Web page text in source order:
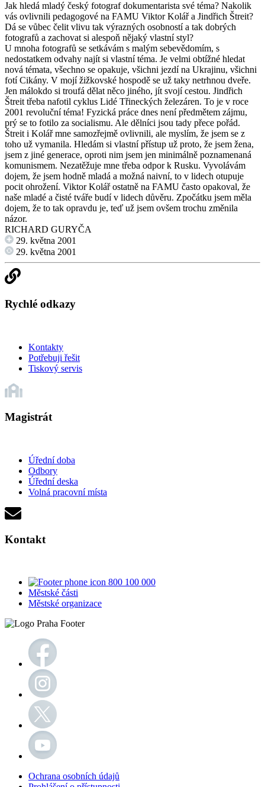
Jak hledá mladý český fotograf dokumentarista své téma? Nakolik
vás ovlivnili pedagogové na FAMU Viktor Kolář a Jindřich Štreit?
Dá se vůbec čelit vlivu tak výrazných osobností a tak dobrých
fotografů a zachovat si alespoň nějaký vlastní styl?
U mnoha fotografů se setkávám s malým sebevědomím, s
nedostatkem odvahy najít si vlastní téma. Je velmi obtížné hledat
nová témata, všechno se opakuje, všichni jezdí na Ukrajinu, všichni
fotí Cikány. V mojí žižkovské hospodě se už taky netrhnou dveře.
Jen málokdo si troufá dělat něco jiného, jít svojí cestou. Jindřich
Štreit třeba nafotil cyklus Lidé Třineckých železáren. To je v roce
2001 revoluční téma! Fyzická práce dnes není předmětem zájmu,
prý se to fotilo za socialismu. Ale dělníci jsou tady přece pořád.
Štreit i Kolář mne samozřejmě ovlivnili, ale myslím, že jsem se z
toho už vymanila. Hledám si vlastní přístup už proto, že jsem žena,
jsem z jiné generace, oproti nim jsem jen minimálně poznamenaná
komunismem. Nezatěžuje mne třeba odpor k Rusku. Vyvolávám
dojem, že jsem hodně mladá a možná naivní, to v lidech otupuje
pocit ohrožení. Viktor Kolář ostatně na FAMU často opakoval, že
naše mladé a čisté tváře budí v lidech důvěru. Zpočátku jsem měla
dojem, že to tak opravdu je, teď už jsem ovšem trochu změnila
názor.
RICHARD GURYČA
29. května 2001
29. května 2001
Rychlé odkazy
Kontakty
Potřebuji řešit
Tiskový servis
Magistrát
Úřední doba
Odbory
Úřední deska
Volná pracovní místa
Kontakt
800 100 000
Městské části
Městské organizace
Ochrana osobních údajů